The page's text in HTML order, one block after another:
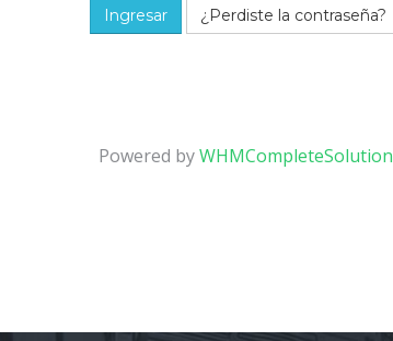
¿Perdiste la contraseña?
Powered byWHMCompleteSolution